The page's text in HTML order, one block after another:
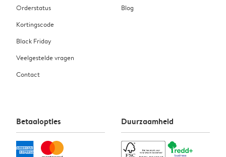
Orderstatus
Kortingscode
Black Friday
Veelgestelde vragen
Contact
Blog
Betaalopties Duurzaamheid